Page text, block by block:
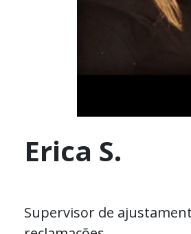
Erica S.
Supervisor de